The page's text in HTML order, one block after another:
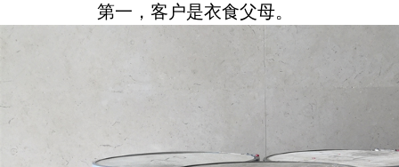
第一，客户是衣食父母。